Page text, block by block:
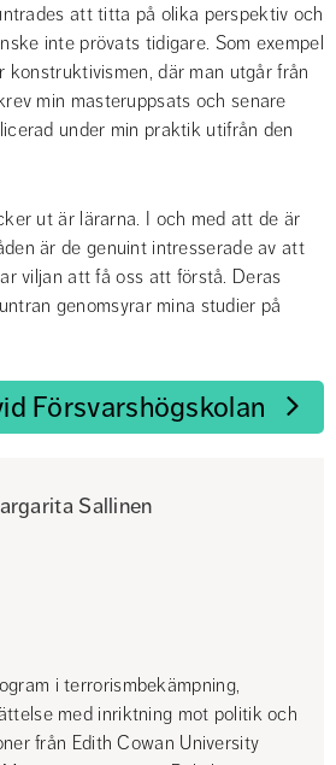
att titta på olika perspektiv och
inte prövats tidigare. Som exempel
konstruktivismen, där man utgår från
min masteruppsats och senare
under min praktik utifrån den
ut är lärarna. I och med att de är
är de genuint intresserade av att
viljan att få oss att förstå. Deras
genomsyrar mina studier på
Försvarshögskolan
Sallinen
i terrorismbekämpning,
med inriktning mot politik och
från Edith Cowan University